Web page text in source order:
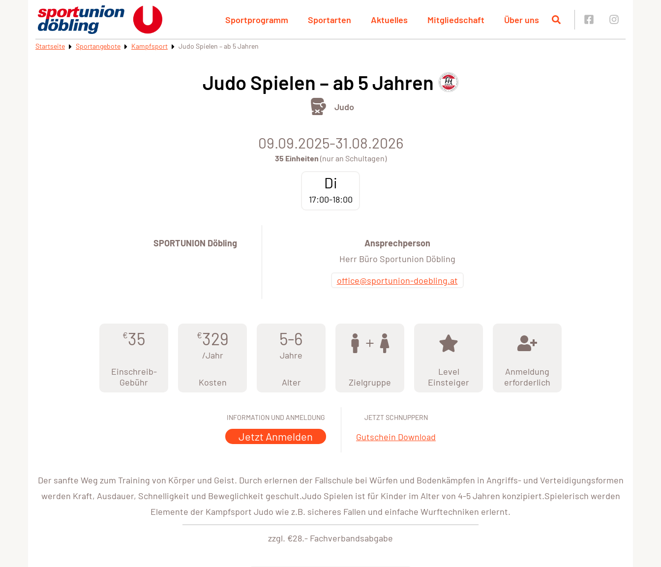
Sportprogramm Sportarten Aktuelles Mitgliedschaft Über uns
Startseite Sportangebote Kampfsport Judo Spielen – ab 5 Jahren
Judo Spielen – ab 5 Jahren
Judo
09.09.2025-31.08.2026
35 Einheiten (nur an Schultagen)
Di
17:00-18:00
SPORTUNION Döbling
Ansprechperson
Herr Büro Sportunion Döbling
office@sportunion-doebling.at
€35
Einschreib-
Gebühr
€329
/Jahr
Kosten
5-6
Jahre
Alter Zielgruppe
Level
Einsteiger
Anmeldung
erforderlich
INFORMATION UND ANMELDUNG
Jetzt Anmelden
JETZT SCHNUPPERN
Gutschein Download
Der sanfte Weg zum Training von Körper und Geist. Durch erlernen der Fallschule bei Würfen und Bodenkämpfen in Angriffs- und Verteidigungsformen
werden Kraft, Ausdauer, Schnelligkeit und Beweglichkeit geschult.Judo Spielen ist für Kinder im Alter von 4-5 Jahren konzipiert.Spielerisch werden
Elemente der Kampfsport Judo wie z.B. sicheres Fallen und einfache Wurftechniken erlernt.
zzgl. €28.- Fachverbandsabgabe